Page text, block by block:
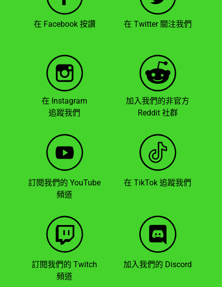
在 Facebook 按讚 在 Twitter 關注我們
在 Instagram
追蹤我們
加入我們的非官方
Reddit 社群
訂閱我們的 YouTube
頻道
在 TikTok 追蹤我們
訂閱我們的 Twitch
頻道
加入我們的 Discord